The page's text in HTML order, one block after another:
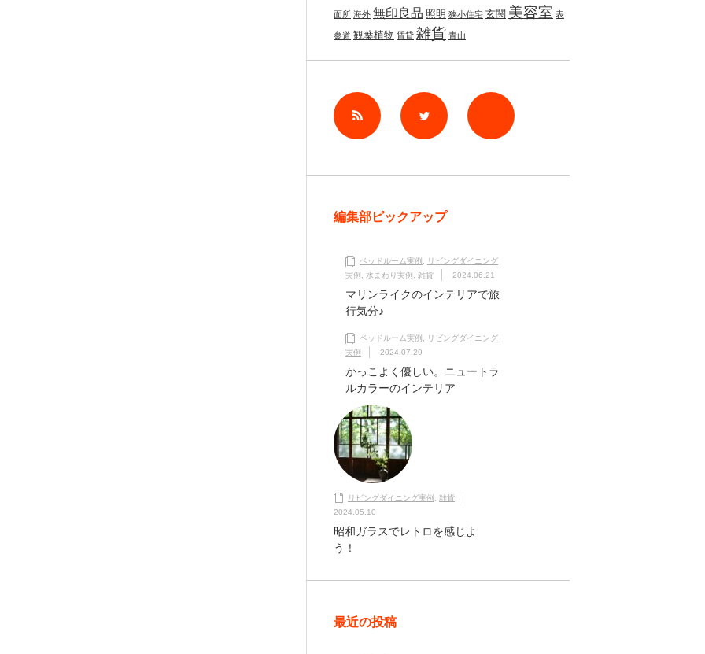
面所 海外 無印良品 照明 狭小住宅 玄関 美容室 表
参道 観葉植物 賃貸 雑貨 青山
Twitter
編集部ピックアップ
ベッドルーム実例 , リビングダイニング
実例 , 水まわり実例 , 雑貨 2024.06.21
マリンライクのインテリアで旅
行気分♪
ベッドルーム実例 , リビングダイニング
実例
2024.07.29
かっこよく優しい。ニュートラ
ルカラーのインテリア
リビングダイニング実例 , 雑貨
2024.05.10
昭和ガラスでレトロを感じよ
う！
最近の投稿